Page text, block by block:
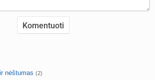
nėštumas (2)